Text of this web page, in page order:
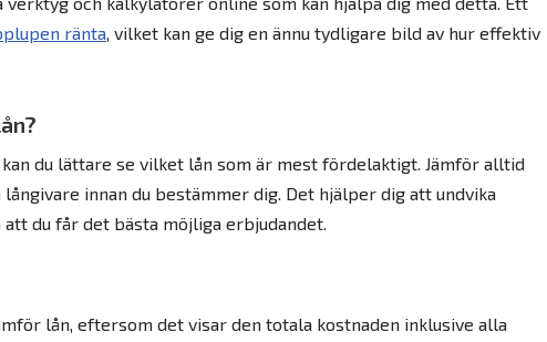
ränta, vilket kan ge dig en ännu tydligare bild av hur effektiv
du lättare se vilket lån som är mest fördelaktigt. Jämför alltid
innan du bestämmer dig. Det hjälper dig att undvika
du får det bästa möjliga erbjudandet.
lån, eftersom det visar den totala kostnaden inklusive alla